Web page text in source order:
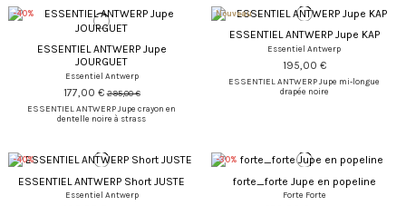
-40%
ESSENTIEL ANTWERP Jupe
JOURGUET
Essentiel Antwerp
177,00 €295,00 €
ESSENTIEL ANTWERP Jupe crayon en
dentelle noire à strass
Nouveau
ESSENTIEL ANTWERP Jupe KAP
Essentiel Antwerp
195,00 €
ESSENTIEL ANTWERP Jupe mi-longue
drapée noire
-40%
ESSENTIEL ANTWERP Short JUSTE
Essentiel Antwerp
-30%
forte_forte Jupe en popeline
Forte Forte